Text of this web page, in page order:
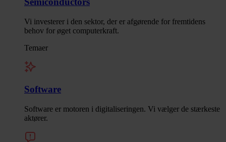
Vi investerer i den sektor, der er afgørende for fremtidens
behov for øget computerkraft.
Temaer
Software
Software er motoren i digitaliseringen. Vi vælger de stærkeste
aktører.